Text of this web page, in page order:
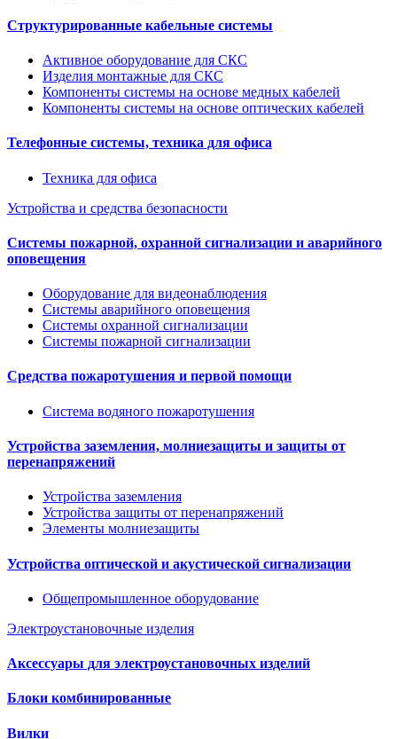
Структурированные кабельные системы
Активное оборудование для СКС
Изделия монтажные для СКС
Компоненты системы на основе медных кабелей
Компоненты системы на основе оптических кабелей
Телефонные системы, техника для офиса
Техника для офиса
Устройства и средства безопасности
Системы пожарной, охранной сигнализации и аварийного
оповещения
Оборудование для видеонаблюдения
Системы аварийного оповещения
Системы охранной сигнализации
Системы пожарной сигнализации
Средства пожаротушения и первой помощи
Система водяного пожаротушения
Устройства заземления, молниезащиты и защиты от
перенапряжений
Устройства заземления
Устройства защиты от перенапряжений
Элементы молниезащиты
Устройства оптической и акустической сигнализации
Общепромышленное оборудование
Электроустановочные изделия
Аксессуары для электроустановочных изделий
Блоки комбинированные
Вилки